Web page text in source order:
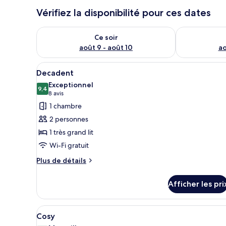
Vérifiez la disponibilité pour ces dates
Ce soir
août 9 - août 10
Vérifier la disponibilité pour ce soir août 9 - août 10
Vérifier la
Afficher
toutes
les
photos
pour
ce
type
de
chambre :
Decadent | Literie de qualité,
5
Decadent
9,49,4 sur 10
Exceptionnel
8 avis
(8 avis)
1 chambre
2 personnes
1 très grand lit
Wi-Fi gratuit
Plus de détails
Plus
Decadent
Afficher les
Afficher
toutes
Cosy | Literie de qualité, fer et
4
Cosy